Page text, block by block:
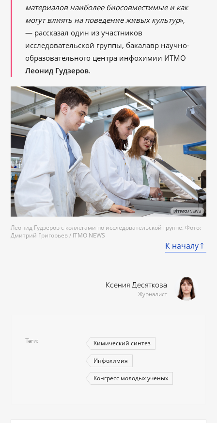
материалов наиболее биосовместимые и как
могут влиять на поведение живых культур»,
— рассказал один из участников
исследовательской группы, бакалавр научно-
образовательного центра инфохимии ИТМО
Леонид Гудзеров.
Леонид Гудзеров с коллегами по исследовательской группе. Фото:
Дмитрий Григорьев / ITMO NEWS
К началу
Ксения Десяткова
Журналист
Теги Химический синтез
Инфохимия
Конгресс молодых ученых